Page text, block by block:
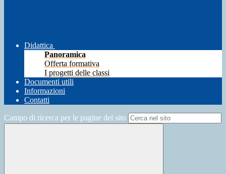
Didattica
Panoramica
Offerta formativa
I progetti delle classi
Documenti utili
Informazioni
Contatti
Campo di ricerca per le pagine del sito